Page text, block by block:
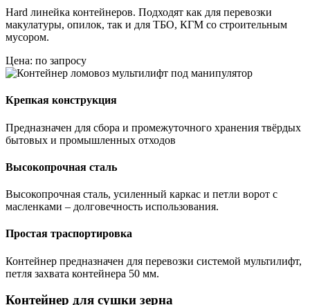
Hard линейка контейнеров. Подходят как для перевозки
макулатуры, опилок, так и для ТБО, КГМ со строительным
мусором.
Цена: по запросу
Крепкая конструкция
Предназначен для сбора и промежуточного хранения твёрдых
бытовых и промышленных отходов
Высокопрочная сталь
Высокопрочная сталь, усиленный каркас и петли ворот с
масленками – долговечность использования.
Простая траспортировка
Контейнер предназначен для перевозки системой мультилифт,
петля захвата контейнера 50 мм.
Контейнер для сушки зерна